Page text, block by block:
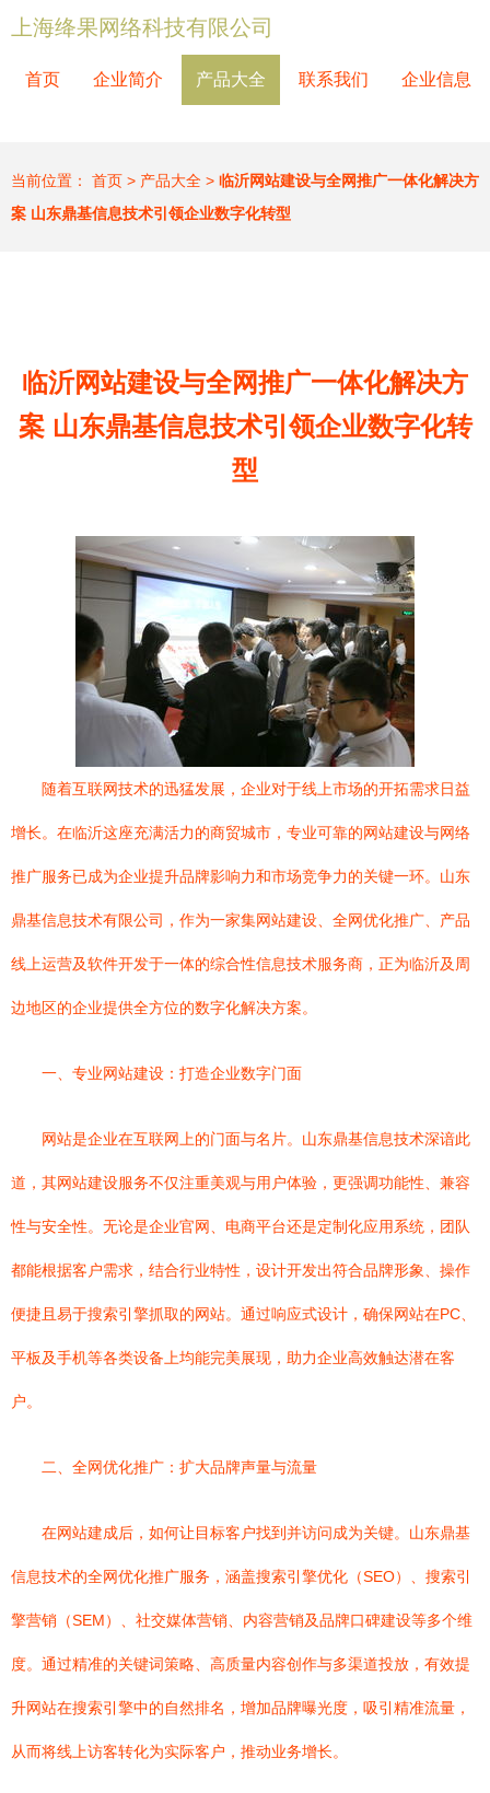
上海绛果网络科技有限公司
首页 企业简介 产品大全 联系我们 企业信息
当前位置： 首页 > 产品大全 > 临沂网站建设与全网推广一体化解决方
案 山东鼎基信息技术引领企业数字化转型
临沂网站建设与全网推广一体化解决方
案 山东鼎基信息技术引领企业数字化转
型
随着互联网技术的迅猛发展，企业对于线上市场的开拓需求日益
增长。在临沂这座充满活力的商贸城市，专业可靠的网站建设与网络
推广服务已成为企业提升品牌影响力和市场竞争力的关键一环。山东
鼎基信息技术有限公司，作为一家集网站建设、全网优化推广、产品
线上运营及软件开发于一体的综合性信息技术服务商，正为临沂及周
边地区的企业提供全方位的数字化解决方案。
一、专业网站建设：打造企业数字门面
网站是企业在互联网上的门面与名片。山东鼎基信息技术深谙此
道，其网站建设服务不仅注重美观与用户体验，更强调功能性、兼容
性与安全性。无论是企业官网、电商平台还是定制化应用系统，团队
都能根据客户需求，结合行业特性，设计开发出符合品牌形象、操作
便捷且易于搜索引擎抓取的网站。通过响应式设计，确保网站在PC、
平板及手机等各类设备上均能完美展现，助力企业高效触达潜在客
户。
二、全网优化推广：扩大品牌声量与流量
在网站建成后，如何让目标客户找到并访问成为关键。山东鼎基
信息技术的全网优化推广服务，涵盖搜索引擎优化（SEO）、搜索引
擎营销（SEM）、社交媒体营销、内容营销及品牌口碑建设等多个维
度。通过精准的关键词策略、高质量内容创作与多渠道投放，有效提
升网站在搜索引擎中的自然排名，增加品牌曝光度，吸引精准流量，
从而将线上访客转化为实际客户，推动业务增长。